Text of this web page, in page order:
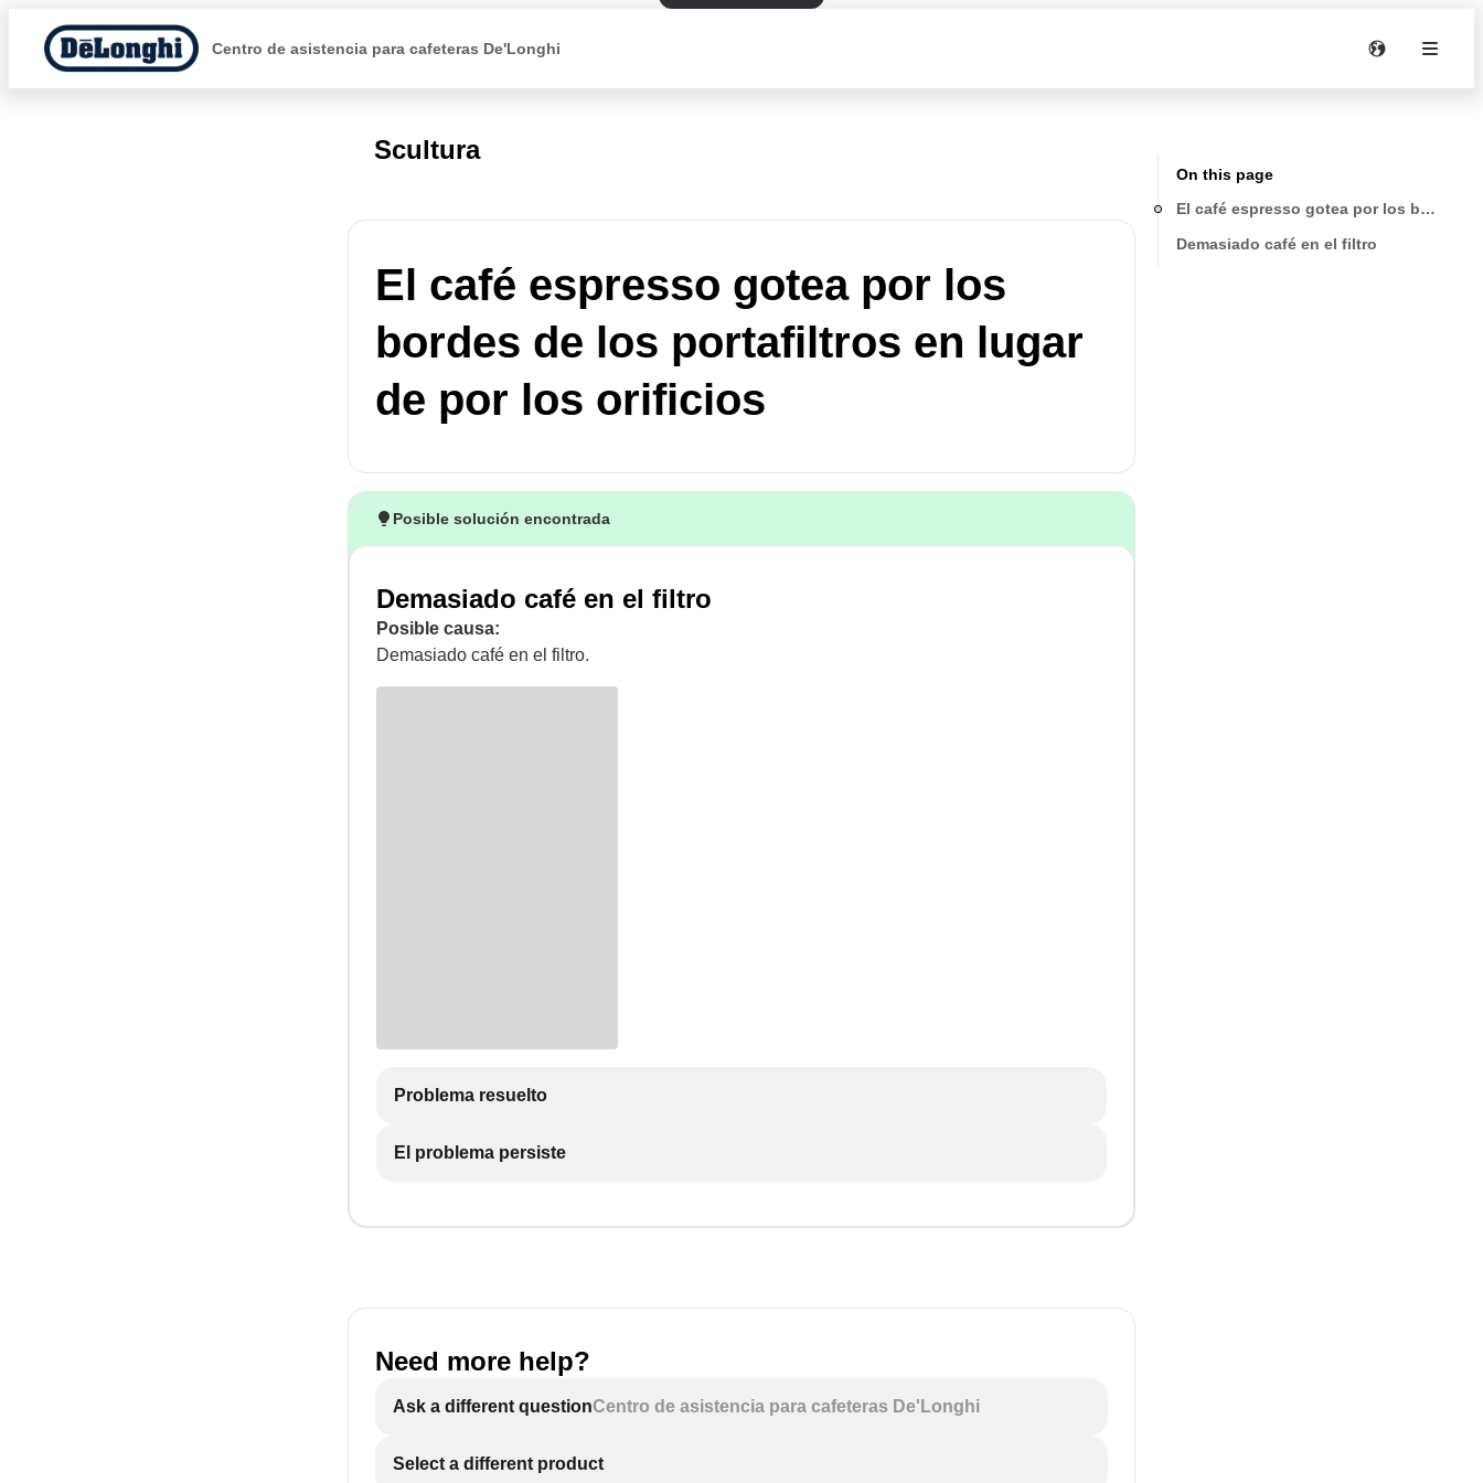
Centro de asistencia para cafeteras De'Longhi
Scultura
El café espresso gotea por los
bordes de los portafiltros en lugar
de por los orificios
Posible solución encontrada
Demasiado café en el filtro
Posible causa:
Demasiado café en el filtro.
Problema resuelto
El problema persiste
Need more help?
Ask a different questionCentro de asistencia para cafeteras De'Longhi
Select a different product
On this page
El café espresso gotea por los bordes
Demasiado café en el filtro